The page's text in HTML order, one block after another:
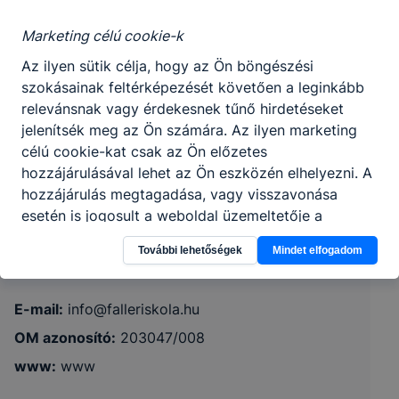
Pápai SZC Faller Jenő Technikum,
Szakképző Iskola és Kollégium
8100 Várpalota, Szent István út 1.
CLASSROOM KRÉTA
+36/88/582-520
E-mail: info@falleriskola.hu
OM azonosító: 203047/008
www: www
Marketing célú cookie-k
Az ilyen sütik célja, hogy az Ön böngészési
szokásainak feltérképezését követően a leginkább
relevánsnak vagy érdekesnek tűnő hirdetéseket
jelenítsék meg az Ön számára. Az ilyen marketing
célú cookie-kat csak az Ön előzetes
hozzájárulásával lehet az Ön eszközén elhelyezni. A
hozzájárulás megtagadása, vagy visszavonása
esetén is jogosult a weboldal üzemeltetője a
weboldalon hirdetéseket megjeleníteni, csupán ezek
a hirdetések kevésbé lesznek az Ön számára
relevánsak.
Hogyan ellenőrizheti és hogyan tudja kikapcsolni a
cookie-kat?
További lehetőségek Mindet elfogadom